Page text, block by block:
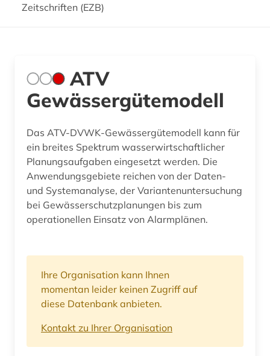
Zeitschriften (EZB)
ATV
Gewässergütemodell
Das ATV-DVWK-Gewässergütemodell kann für
ein breites Spektrum wasserwirtschaftlicher
Planungsaufgaben eingesetzt werden. Die
Anwendungsgebiete reichen von der Daten-
und Systemanalyse, der Variantenuntersuchung
bei Gewässerschutzplanungen bis zum
operationellen Einsatz von Alarmplänen.
Ihre Organisation kann Ihnen
momentan leider keinen Zugriff auf
diese Datenbank anbieten.
Kontakt zu Ihrer Organisation